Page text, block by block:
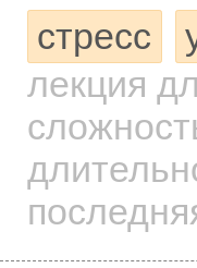
стресс
лекция